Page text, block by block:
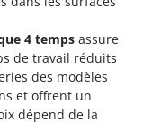
4 temps assure
de travail réduits
des modèles
et offrent un
dépend de la